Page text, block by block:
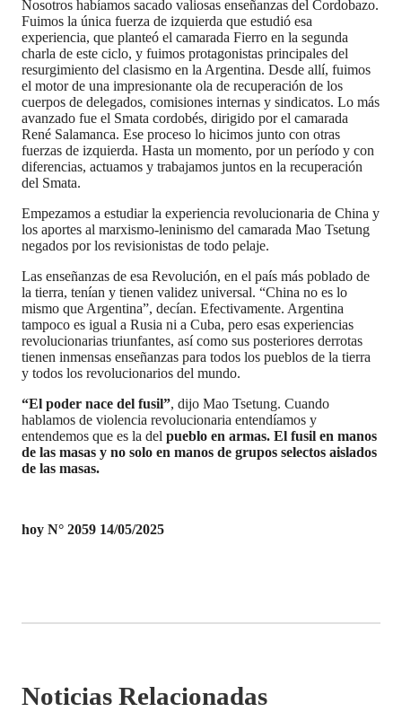
Nosotros habíamos sacado valiosas enseñanzas del Cordobazo.
Fuimos la única fuerza de izquierda que estudió esa
experiencia, que planteó el camarada Fierro en la segunda
charla de este ciclo, y fuimos protagonistas principales del
resurgimiento del clasismo en la Argentina. Desde allí, fuimos
el motor de una impresionante ola de recuperación de los
cuerpos de delegados, comisiones internas y sindicatos. Lo más
avanzado fue el Smata cordobés, dirigido por el camarada
René Salamanca. Ese proceso lo hicimos junto con otras
fuerzas de izquierda. Hasta un momento, por un período y con
diferencias, actuamos y trabajamos juntos en la recuperación
del Smata.
Empezamos a estudiar la experiencia revolucionaria de China y
los aportes al marxismo-leninismo del camarada Mao Tsetung
negados por los revisionistas de todo pelaje.
Las enseñanzas de esa Revolución, en el país más poblado de
la tierra, tenían y tienen validez universal. “China no es lo
mismo que Argentina”, decían. Efectivamente. Argentina
tampoco es igual a Rusia ni a Cuba, pero esas experiencias
revolucionarias triunfantes, así como sus posteriores derrotas
tienen inmensas enseñanzas para todos los pueblos de la tierra
y todos los revolucionarios del mundo.
“El poder nace del fusil”, dijo Mao Tsetung. Cuando
hablamos de violencia revolucionaria entendíamos y
entendemos que es la del pueblo en armas. El fusil en manos
de las masas y no solo en manos de grupos selectos aislados
de las masas.
hoy N° 2059 14/05/2025
Noticias Relacionadas